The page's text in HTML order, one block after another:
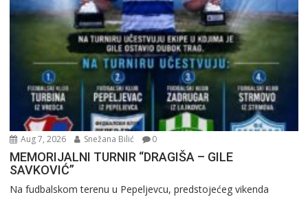
Aug 7, 2026 Snežana Bilić 0
MEMORIJALNI TURNIR “DRAGIŠA – GILE
SAVKOVIĆ”
Na fudbalskom terenu u Pepeljevcu, predstojećeg vikenda